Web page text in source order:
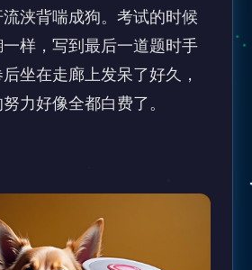
浃背喘成狗。考试的时候
样，写到最后一道题时手
坐在走廊上发呆了好久，
力好像全都白费了。